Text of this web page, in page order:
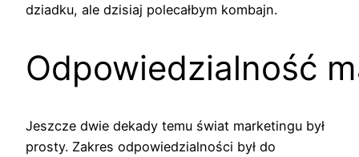
dziadku, ale dzisiaj polecałbym kombajn.
Odpowiedzialność
Jeszcze dwie dekady temu świat marketingu był
prosty. Zakres odpowiedzialności był do